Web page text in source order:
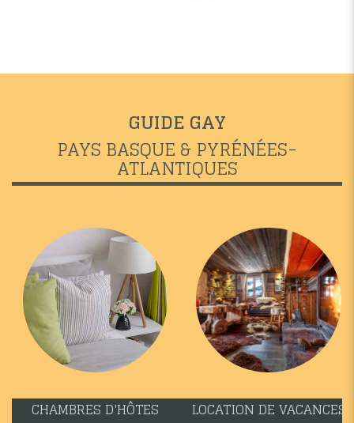
GUIDE GAY
PAYS BASQUE & PYRÉNÉES-
ATLANTIQUES
CHAMBRES D'HÔTES LOCATION DE VACANCES